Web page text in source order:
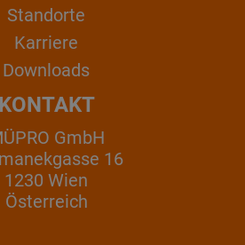
Standorte
Karriere
Downloads
KONTAKT
GmbH
16
1230 Wien
Österreich